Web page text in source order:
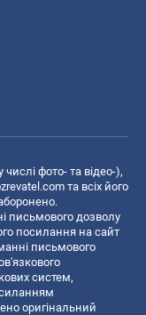
фото- та відео-),
та всіх його
письмового дозволу
посилання на сайт
письмового
систем,
оригінальний